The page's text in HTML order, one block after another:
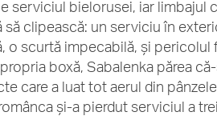
serviciul bielorusei, iar limbajul
să clipească: un serviciu în
o scurtă impecabilă, și
boxă, Sabalenka părea
care a luat tot aerul din
și-a pierdut serviciul a